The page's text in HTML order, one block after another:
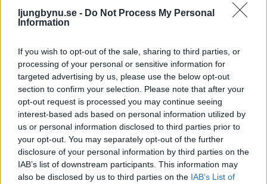
ljungbynu.se - Do Not Process My Personal
Information
If you wish to opt-out of the sale, sharing to third parties, or
processing of your personal or sensitive information for
targeted advertising by us, please use the below opt-out
section to confirm your selection. Please note that after your
opt-out request is processed you may continue seeing
interest-based ads based on personal information utilized by
us or personal information disclosed to third parties prior to
your opt-out. You may separately opt-out of the further
disclosure of your personal information by third parties on the
IAB’s list of downstream participants. This information may
also be disclosed by us to third parties on the IAB’s List of
Fyra anställda och över åttio frivilliga –
butik.